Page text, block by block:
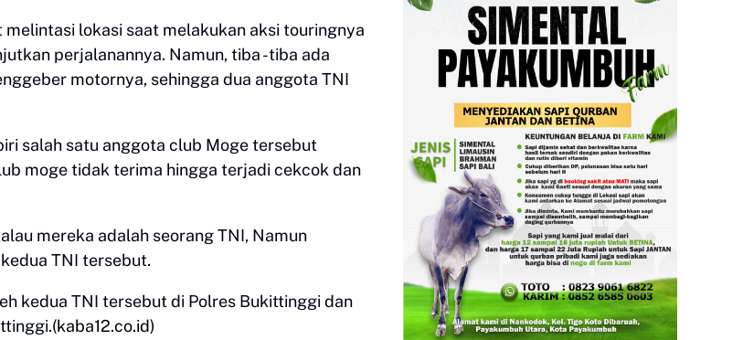
lokasi saat melakukan aksi touringnya
perjalanannya. Namun, tiba -tiba ada
motornya, sehingga dua anggota TNI
salah satu anggota club Moge tersebut
moge tidak terima hingga terjadi cekcok dan
mereka adalah seorang TNI, Namun
TNI tersebut.
kedua TNI tersebut di Polres Bukittinggi dan
kaba12.co.id)